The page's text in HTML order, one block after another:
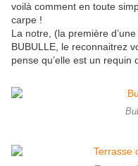
voilà comment en toute
carpe !
La notre, (la première
BUBULLE, le reconnaitrez
pense qu’elle est un requin